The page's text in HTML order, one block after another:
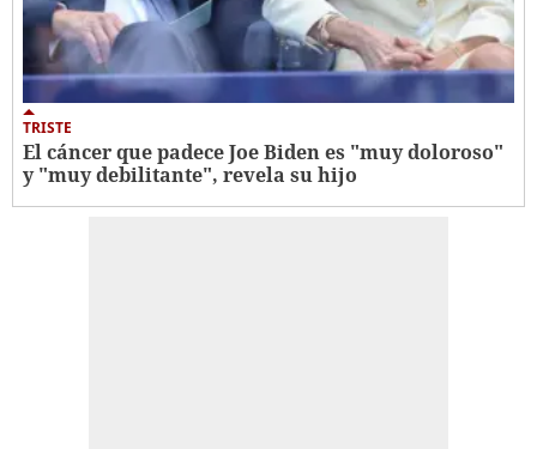
TRISTE
El cáncer que padece Joe Biden es "muy doloroso"
y "muy debilitante", revela su hijo